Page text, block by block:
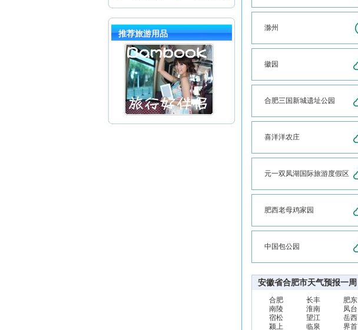
推荐旅游用品
滁州
徽园
合肥三国新城遗址公园
喜洋洋农庄
元一双凤湖国际旅游度假区
肥西老母鸡家园
中国包公园
安徽省合肥市天气预报一周
合肥 长丰 肥东
南陵
淮南 凤台
宿松
望江 岳西
颍上
临泉 界首